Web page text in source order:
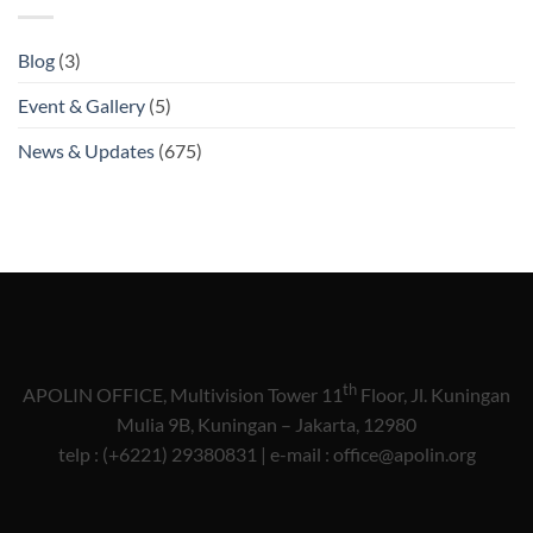
Blog (3)
Event & Gallery (5)
News & Updates (675)
APOLIN OFFICE, Multivision Tower 11th Floor, Jl. Kuningan
Mulia 9B, Kuningan – Jakarta, 12980
telp : (+6221) 29380831 | e-mail : office@apolin.org